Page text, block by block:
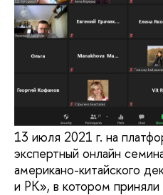
13 июля 2021 г. на
экспертный онлайн
американо-китайского
и РК», в котором